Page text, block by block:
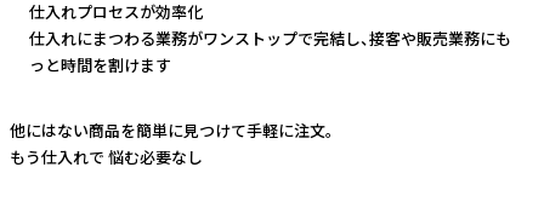
仕入れプロセスが効率化
仕入れにまつわる業務がワンストップで完結し、接客や販売業務にも
っと時間を割けます
他にはない商品を簡単に見つけて手軽に注文。
もう仕入れで 悩む必要なし